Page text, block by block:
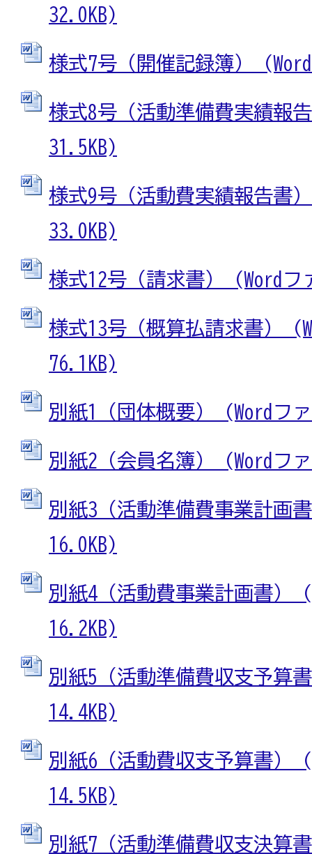
32.0KB)
様式7号（開催記録簿）
様式8号（活動準備費実績報
31.5KB)
様式9号（活動費実績報告書
33.0KB)
様式12号（請求書） (Word
様式13号（概算払請求書）
76.1KB)
別紙1（団体概要） (Wordフ
別紙2（会員名簿） (Wordフ
別紙3（活動準備費事業計画
16.0KB)
別紙4（活動費事業計画書）
16.2KB)
別紙5（活動準備費収支予算
14.4KB)
別紙6（活動費収支予算書）
14.5KB)
別紙7（活動準備費収支決算